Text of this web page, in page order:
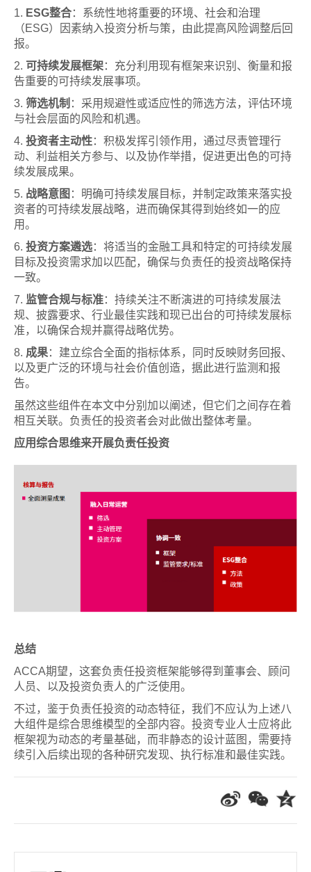
1. ESG整合：系统性地将重要的环境、社会和治理
（ESG）因素纳入投资分析与策，由此提高风险调整后回
报。
2. 可持续发展框架：充分利用现有框架来识别、衡量和报
告重要的可持续发展事项。
3. 筛选机制 ：采用规避性或适应性的筛选方法，评估环境
与社会层面的风险和机遇。
4. 投资者主动性：积极发挥引领作用，通过尽责管理行
动、利益相关方参与、以及协作举措，促进更出色的可持
续发展成果。
5. 战略意图 ：明确可持续发展目标，并制定政策来落实投
资者的可持续发展战略，进而确保其得到始终如一的应
用。
6. 投资方案遴选：将适当的金融工具和特定的可持续发展
目标及投资需求加以匹配，确保与负责任的投资战略保持
一致。
7. 监管合规与标准：持续关注不断演进的可持续发展法
规、披露要求、行业最佳实践和现已出台的可持续发展标
准，以确保合规并赢得战略优势。
8. 成果：建立综合全面的指标体系，同时反映财务回报、
以及更广泛的环境与社会价值创造，据此进行监测和报
告。
虽然这些组件在本文中分别加以阐述，但它们之间存在着
相互关联。负责任的投资者会对此做出整体考量。
应用综合思维来开展负责任投资
总结
ACCA期望，这套负责任投资框架能够得到董事会、顾问
人员、以及投资负责人的广泛使用。
不过，鉴于负责任投资的动态特征，我们不应认为上述八
大组件是综合思维模型的全部内容。投资专业人士应将此
框架视为动态的考量基础，而非静态的设计蓝图，需要持
续引入后续出现的各种研究发现、执行标准和最佳实践。